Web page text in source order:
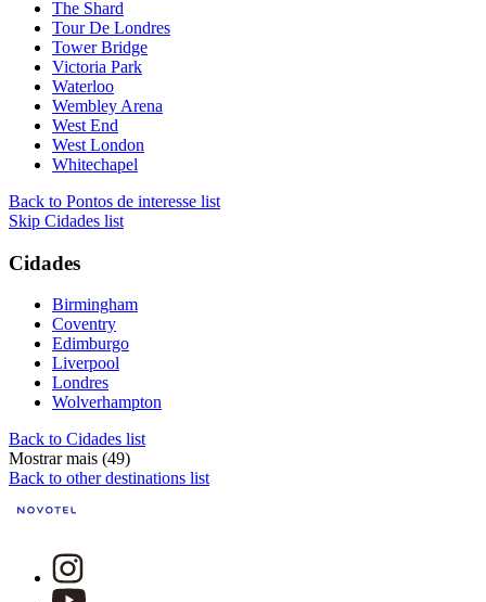
The Shard
Tour De Londres
Tower Bridge
Victoria Park
Waterloo
Wembley Arena
West End
West London
Whitechapel
Back to Pontos de interesse list
Skip Cidades list
Cidades
Birmingham
Coventry
Edimburgo
Liverpool
Londres
Wolverhampton
Back to Cidades list
Mostrar mais (49)
Back to other destinations list